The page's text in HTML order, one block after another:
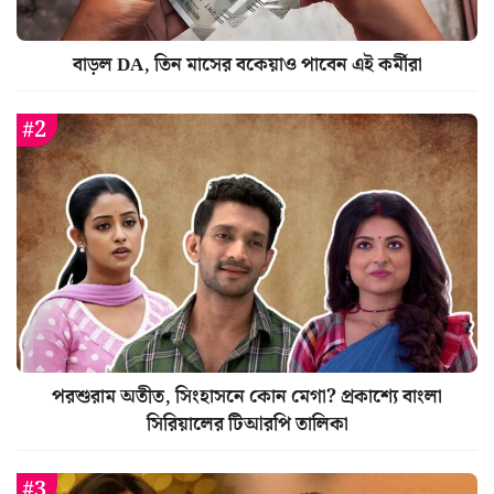
বাড়ল DA, তিন মাসের বকেয়াও পাবেন এই কর্মীরা
পরশুরাম অতীত, সিংহাসনে কোন মেগা? প্রকাশ্যে বাংলা
সিরিয়ালের টিআরপি তালিকা